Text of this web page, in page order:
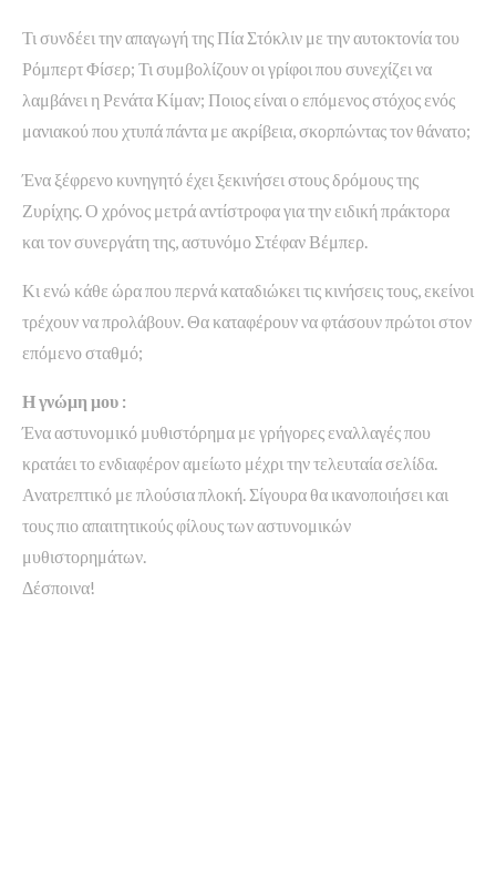
Τι συνδέει την απαγωγή της Πία Στόκλιν με την αυτοκτονία του
Ρόμπερτ Φίσερ; Τι συμβολίζουν οι γρίφοι που συνεχίζει να
λαμβάνει η Ρενάτα Κίμαν; Ποιος είναι ο επόμενος στόχος ενός
μανιακού που χτυπά πάντα με ακρίβεια, σκορπώντας τον θάνατο;
Ένα ξέφρενο κυνηγητό έχει ξεκινήσει στους δρόμους της
Ζυρίχης. Ο χρόνος μετρά αντίστροφα για την ειδική πράκτορα
και τον συνεργάτη της, αστυνόμο Στέφαν Βέμπερ.
Κι ενώ κάθε ώρα που περνά καταδιώκει τις κινήσεις τους, εκείνοι
τρέχουν να προλάβουν. Θα καταφέρουν να φτάσουν πρώτοι στον
επόμενο σταθμό;
Η γνώμη μου :
Ένα αστυνομικό μυθιστόρημα με γρήγορες εναλλαγές που
κρατάει το ενδιαφέρον αμείωτο μέχρι την τελευταία σελίδα.
Ανατρεπτικό με πλούσια πλοκή. Σίγουρα θα ικανοποιήσει και
τους πιο απαιτητικούς φίλους των αστυνομικών
μυθιστορημάτων.
Δέσποινα!